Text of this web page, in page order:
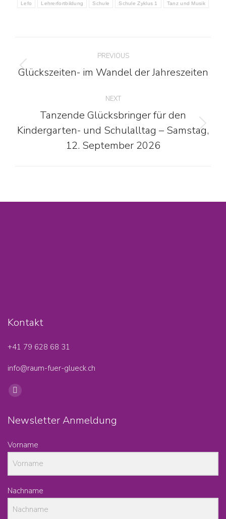
Lefo Lehrerfortbildung Schule Schule Zyklus 1 Tanz und Musik
navigation
PREVIOUS
Previous
Glückszeiten- im Wandel der Jahreszeiten
NEXT
Next
post:
Tanzende Glücksbringer für den
Kindergarten- und Schulalltag – Samstag,
12. September 2026
Kontakt
+41 79 628 68 31‬
info@raum-fuer-glueck.ch
Find us on:
Facebook
opens
new
window
Newsletter Anmeldung
Vorname
Nachname